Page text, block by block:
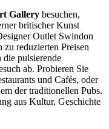
Gallery besuchen,
britischer Kunst
Outlet Swindon
reduzierten Preisen
pulsierende
ab. Probieren Sie
und Cafés, oder
der traditionellen Pubs.
aus Kultur, Geschichte